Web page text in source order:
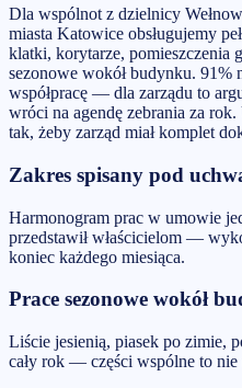
Dla wspólnot z dzielnicy
miasta Katowice obsługujemy
klatki, korytarze, pomieszczenia
sezonowe wokół budynku. 91%
współpracę — dla zarządu to
wróci na agendę zebrania za
tak, żeby zarząd miał komplet
Zakres spisany pod
Harmonogram prac w umowie
przedstawił właścicielom —
koniec każdego miesiąca.
Prace sezonowe wokół
Liście jesienią, piasek po zimie,
cały rok — części wspólne to nie